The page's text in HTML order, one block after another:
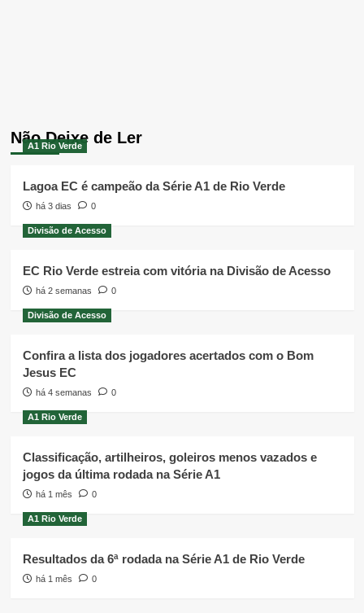
Não Deixe de Ler
A1 Rio Verde
Lagoa EC é campeão da Série A1 de Rio Verde
há 3 dias 0
Divisão de Acesso
EC Rio Verde estreia com vitória na Divisão de Acesso
há 2 semanas 0
Divisão de Acesso
Confira a lista dos jogadores acertados com o Bom
Jesus EC
há 4 semanas 0
A1 Rio Verde
Classificação, artilheiros, goleiros menos vazados e
jogos da última rodada na Série A1
há 1 mês 0
A1 Rio Verde
Resultados da 6ª rodada na Série A1 de Rio Verde
há 1 mês 0